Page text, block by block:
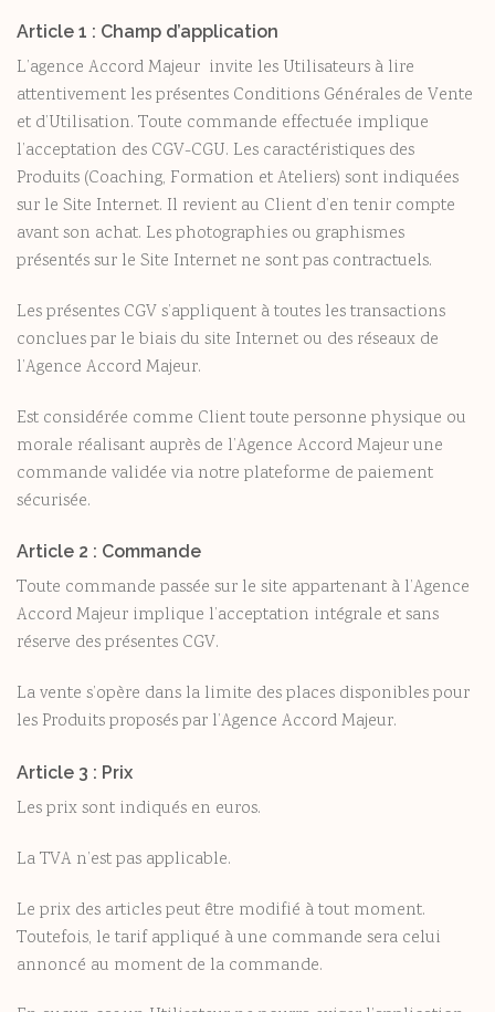
Article 1 : Champ d’application
L’agence Accord Majeur invite les Utilisateurs à lire
attentivement les présentes Conditions Générales de Vente
et d’Utilisation. Toute commande effectuée implique
l’acceptation des CGV-CGU. Les caractéristiques des
Produits (Coaching, Formation et Ateliers) sont indiquées
sur le Site Internet. Il revient au Client d’en tenir compte
avant son achat. Les photographies ou graphismes
présentés sur le Site Internet ne sont pas contractuels.
Les présentes CGV s’appliquent à toutes les transactions
conclues par le biais du site Internet ou des réseaux de
l’Agence Accord Majeur.
Est considérée comme Client toute personne physique ou
morale réalisant auprès de l’Agence Accord Majeur une
commande validée via notre plateforme de paiement
sécurisée.
Article 2 : Commande
Toute commande passée sur le site appartenant à l’Agence
Accord Majeur implique l’acceptation intégrale et sans
réserve des présentes CGV.
La vente s’opère dans la limite des places disponibles pour
les Produits proposés par l’Agence Accord Majeur.
Article 3 : Prix
Les prix sont indiqués en euros.
La TVA n’est pas applicable.
Le prix des articles peut être modifié à tout moment.
Toutefois, le tarif appliqué à une commande sera celui
annoncé au moment de la commande.